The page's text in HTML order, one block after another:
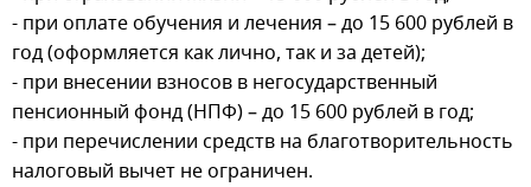
- при оплате обучения и лечения – до 15 600 рублей в
год (оформляется как лично, так и за детей);
- при внесении взносов в негосударственный
пенсионный фонд (НПФ) – до 15 600 рублей в год;
- при перечислении средств на благотворительность
налоговый вычет не ограничен.